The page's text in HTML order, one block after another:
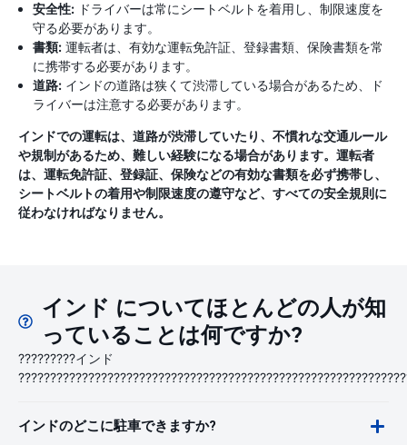
安全性: ドライバーは常にシートベルトを着用し、制限速度を
守る必要があります。
書類: 運転者は、有効な運転免許証、登録書類、保険書類を常
に携帯する必要があります。
道路: インドの道路は狭くて渋滞している場合があるため、ド
ライバーは注意する必要があります。
インドでの運転は、道路が渋滞していたり​​、不慣れな交通ルール
や規制があるため、難しい経験になる場合があります。運転者
は、運転免許証、登録証、保険などの有効な書類を必ず携帯し、
シートベルトの着用や制限速度の遵守など、すべての安全規則に
従わなければなりません。
インド についてほとんどの人が知
っていることは何ですか?
?????????インド
インドのどこに駐車できますか?